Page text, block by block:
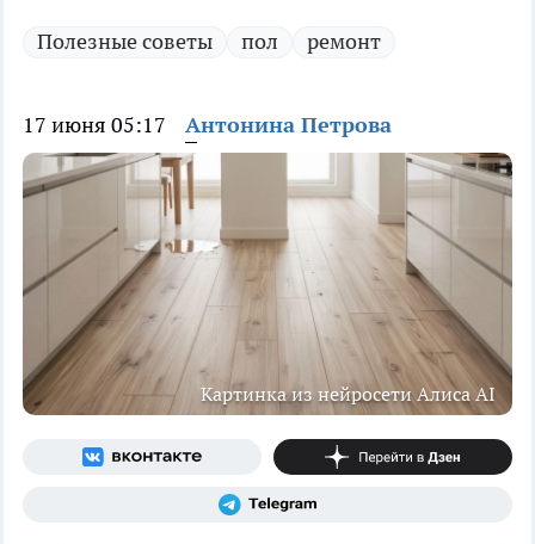
Полезные советы пол ремонт
17 июня 05:17 Антонина Петрова
Картинка из нейросети Алиса AI